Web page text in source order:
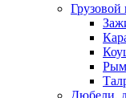
Грузовой
Дюбели,